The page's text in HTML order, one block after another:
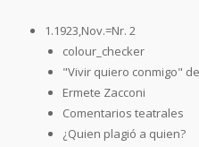
1.1923,Nov.=Nr. 2
colour_checker
"Vivir quiero conmigo"
Ermete Zacconi
Comentarios teatrales
¿Quien plagió a quien?